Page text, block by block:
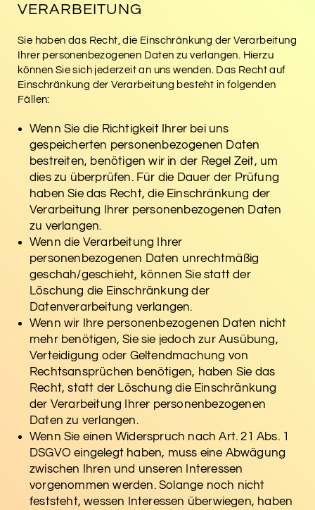
VERARBEITUNG
Sie haben das Recht, die Einschränkung der Verarbeitung
Ihrer personenbezogenen Daten zu verlangen. Hierzu
können Sie sich jederzeit an uns wenden. Das Recht auf
Einschränkung der Verarbeitung besteht in folgenden
Fällen:
Wenn Sie die Richtigkeit Ihrer bei uns
gespeicherten personenbezogenen Daten
bestreiten, benötigen wir in der Regel Zeit, um
dies zu überprüfen. Für die Dauer der Prüfung
haben Sie das Recht, die Einschränkung der
Verarbeitung Ihrer personenbezogenen Daten
zu verlangen.
Wenn die Verarbeitung Ihrer
personenbezogenen Daten unrechtmäßig
geschah/geschieht, können Sie statt der
Löschung die Einschränkung der
Datenverarbeitung verlangen.
Wenn wir Ihre personenbezogenen Daten nicht
mehr benötigen, Sie sie jedoch zur Ausübung,
Verteidigung oder Geltendmachung von
Rechtsansprüchen benötigen, haben Sie das
Recht, statt der Löschung die Einschränkung
der Verarbeitung Ihrer personenbezogenen
Daten zu verlangen.
Wenn Sie einen Widerspruch nach Art. 21 Abs. 1
DSGVO eingelegt haben, muss eine Abwägung
zwischen Ihren und unseren Interessen
vorgenommen werden. Solange noch nicht
feststeht, wessen Interessen überwiegen, haben